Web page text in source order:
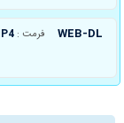
WEB-DL فرمت :